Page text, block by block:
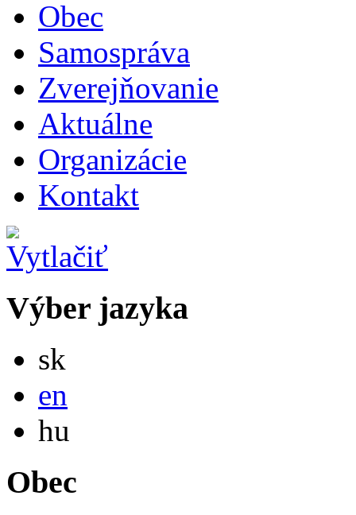
Obec
Samospráva
Zverejňovanie
Aktuálne
Organizácie
Kontakt
Výber jazyka
sk
en
hu
Obec